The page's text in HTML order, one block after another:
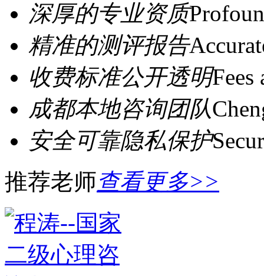
深厚的专业资质
精准的测评报告
收费标准公开透明Fees
成都本地咨询团队
安全可靠隐私保护
推荐老师查看更多>>